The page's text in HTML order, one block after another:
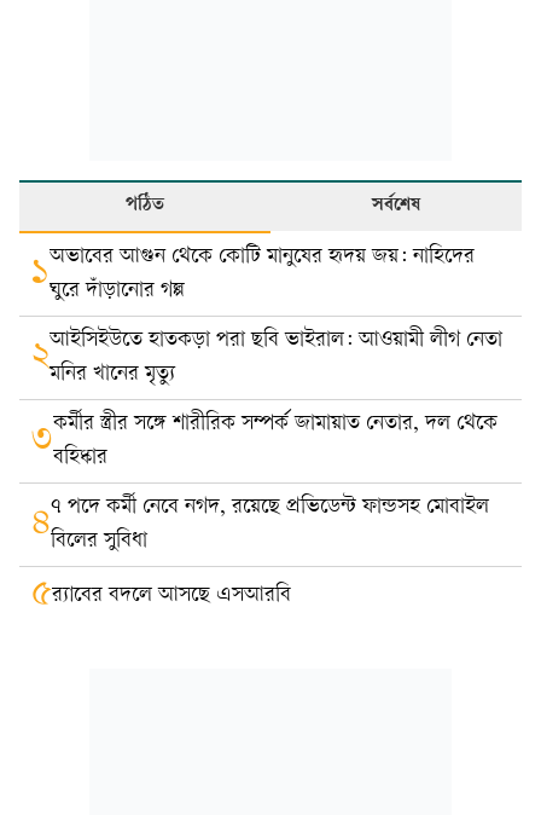
পঠিত সর্বশেষ
১অভাবের আগুন থেকে কোটি মানুষের হৃদয় জয়: নাহিদের
ঘুরে দাঁড়ানোর গল্প
২আইসিইউতে হাতকড়া পরা ছবি ভাইরাল: আওয়ামী লীগ নেতা
মনির খানের মৃত্যু
৩কর্মীর স্ত্রীর সঙ্গে শারীরিক সম্পর্ক জামায়াত নেতার, দল থেকে
বহিষ্কার
৪৭ পদে কর্মী নেবে নগদ, রয়েছে প্রভিডেন্ট ফান্ডসহ মোবাইল
বিলের সুবিধা
৫র‍্যাবের বদলে আসছে এসআরবি